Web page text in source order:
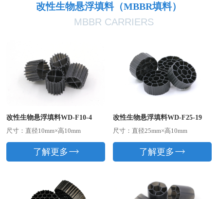
改性生物悬浮填料（MBBR填料）
MBBR CARRIERS
改性生物悬浮填料WD-F10-4
尺寸：直径10mm×高10mm
了解更多
改性生物悬浮填料WD-F25-19
尺寸：直径25mm×高10mm
了解更多